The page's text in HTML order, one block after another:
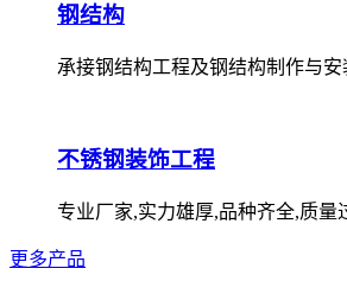
钢结构
承接钢结构工程及钢结构制作与安
不锈钢装饰工程
专业厂家,实力雄厚,品种齐全,质量
更多产品